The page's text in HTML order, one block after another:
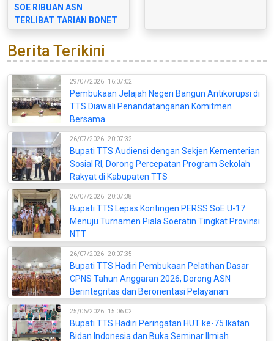
SOE RIBUAN ASN
TERLIBAT TARIAN BONET
Berita Terikini
29/07/2026 16:07:02
Pembukaan Jelajah Negeri Bangun Antikorupsi di
TTS Diawali Penandatanganan Komitmen
Bersama
26/07/2026 20:07:32
Bupati TTS Audiensi dengan Sekjen Kementerian
Sosial RI, Dorong Percepatan Program Sekolah
Rakyat di Kabupaten TTS
26/07/2026 20:07:38
Bupati TTS Lepas Kontingen PERSS SoE U-17
Menuju Turnamen Piala Soeratin Tingkat Provinsi
NTT
26/07/2026 20:07:35
Bupati TTS Hadiri Pembukaan Pelatihan Dasar
CPNS Tahun Anggaran 2026, Dorong ASN
Berintegritas dan Berorientasi Pelayanan
25/06/2026 15:06:02
Bupati TTS Hadiri Peringatan HUT ke-75 Ikatan
Bidan Indonesia dan Buka Seminar Ilmiah